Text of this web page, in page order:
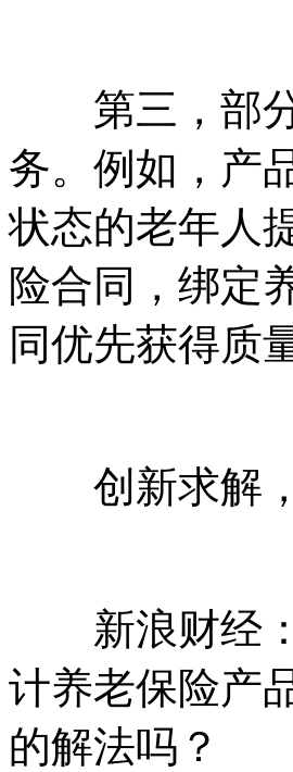
第三，部分
务。例如，产
状态的老年人
险合同，绑定
同优先获得质
创新求解，
新浪财经：
计养老保险产
的解法吗？